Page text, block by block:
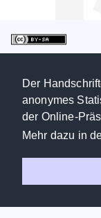
Der
anonymes
der Online-
Mehr dazu in